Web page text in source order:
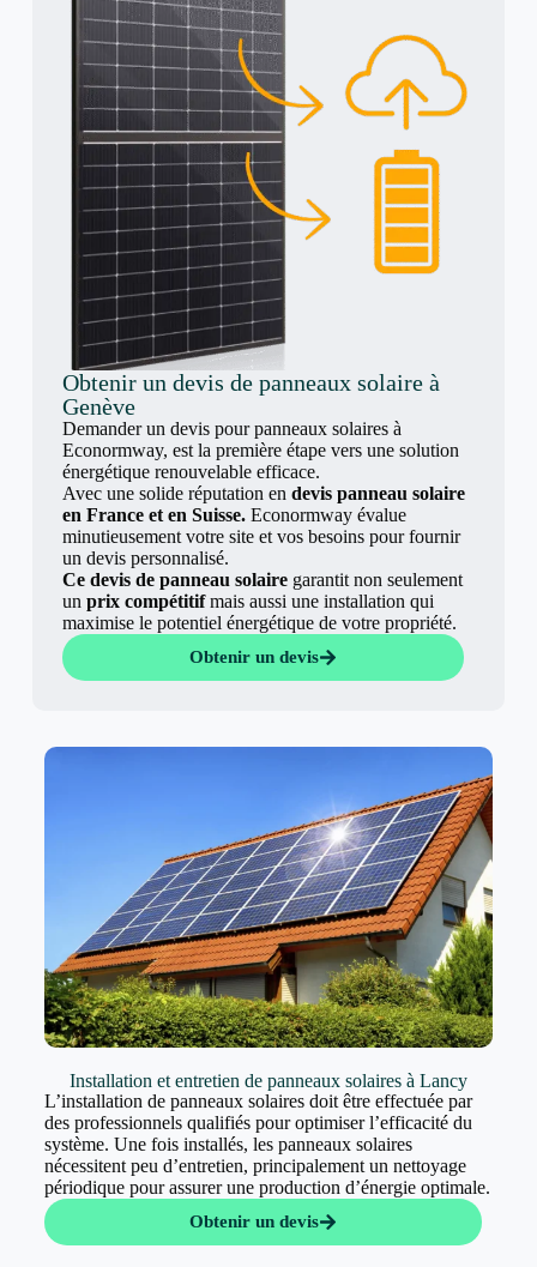
Obtenir un devis de panneaux solaire à
Genève
Demander un devis pour panneaux solaires à
Econormway, est la première étape vers une solution
énergétique renouvelable efficace.
Avec une solide réputation en devis panneau solaire
en France et en Suisse.Econormway évalue
minutieusement votre site et vos besoins pour fournir
un devis personnalisé.
Ce devis de panneau solairegarantit non seulement
un prix compétitifmais aussi une installation qui
maximise le potentiel énergétique de votre propriété.
Obtenir un devis
Installation et entretien de panneaux solaires à Lancy
L’installation de panneaux solaires doit être effectuée par
des professionnels qualifiés pour optimiser l’efficacité du
système. Une fois installés, les panneaux solaires
nécessitent peu d’entretien, principalement un nettoyage
périodique pour assurer une production d’énergie optimale.
Obtenir un devis